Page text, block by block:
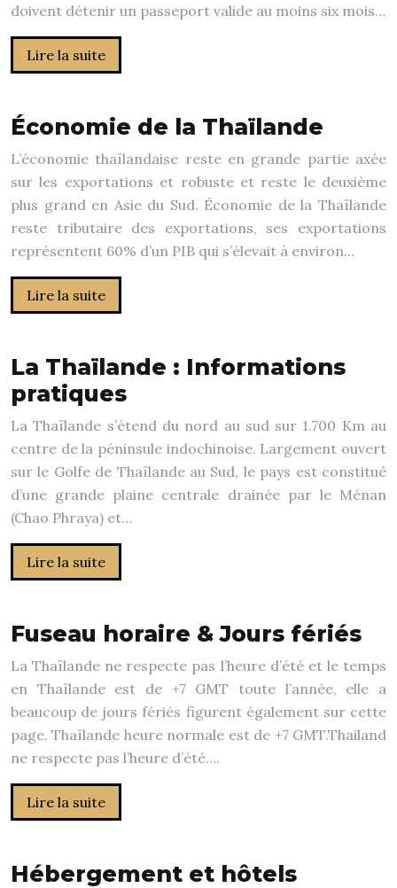
doivent détenir un passeport valide au moins six mois…
Lire la suite
Économie de la Thaïlande
L’économie thaïlandaise reste en grande partie axée
sur les exportations et robuste et reste le deuxième
plus grand en Asie du Sud. Économie de la Thaïlande
reste tributaire des exportations, ses exportations
représentent 60% d’un PIB qui s’élevait à environ…
Lire la suite
La Thaïlande : Informations
pratiques
La Thaïlande s’étend du nord au sud sur 1.700 Km au
centre de la péninsule indochinoise. Largement ouvert
sur le Golfe de Thaïlande au Sud, le pays est constitué
d’une grande plaine centrale drainée par le Ménan
(Chao Phraya) et…
Lire la suite
Fuseau horaire & Jours fériés
La Thaïlande ne respecte pas l’heure d’été et le temps
en Thaïlande est de +7 GMT toute l’année, elle a
beaucoup de jours fériés figurent également sur cette
page. Thaïlande heure normale est de +7 GMT.Thailand
ne respecte pas l’heure d’été….
Lire la suite
Hébergement et hôtels